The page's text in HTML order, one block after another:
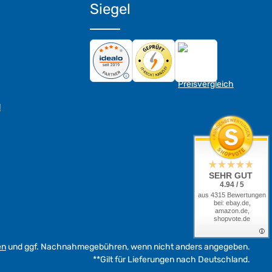
Siegel
und ggf. Nachnahmegebühren, wenn nicht anders angegeben.
**Gilt für Lieferungen nach Deutschland.
SEHR GUT
4.94 / 5
aus 4315 Bewertungen
bei: ebay.de,
amazon.de,
shopvote.de